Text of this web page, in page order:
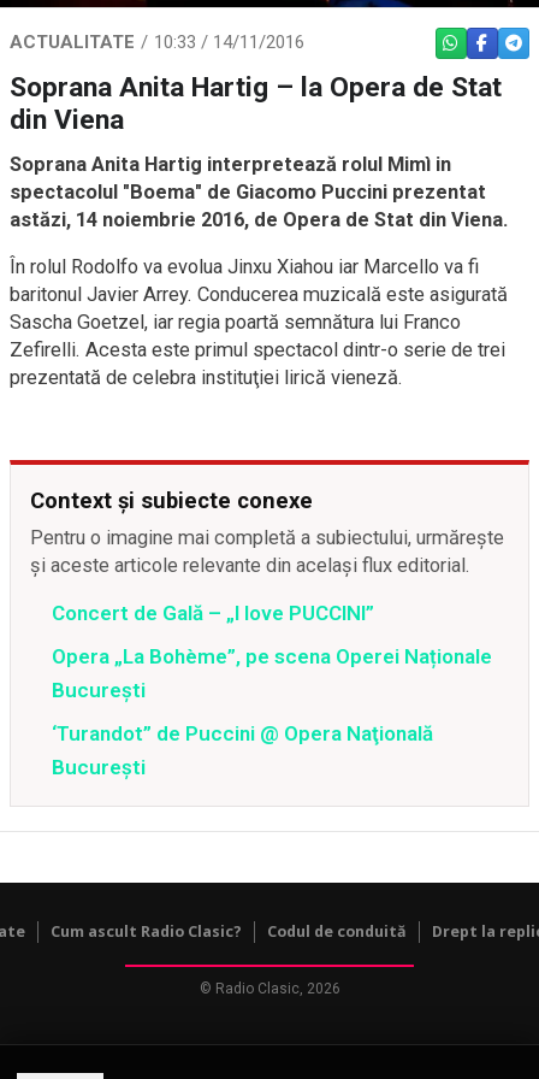
ACTUALITATE 10:33 / 14/11/2016 WHATSAPP
Soprana Anita Hartig – la Opera de Stat
din Viena
Soprana Anita Hartig interpretează rolul Mimì in
spectacolul "Boema" de Giacomo Puccini prezentat
astăzi, 14 noiembrie 2016, de Opera de Stat din Viena.
În rolul Rodolfo va evolua Jinxu Xiahou iar Marcello va fi
baritonul Javier Arrey. Conducerea muzicală este asigurată
Sascha Goetzel, iar regia poartă semnătura lui Franco
Zefirelli. Acesta este primul spectacol dintr-o serie de trei
prezentată de celebra instituţiei lirică vieneză.
Context și subiecte conexe
Pentru o imagine mai completă a subiectului, urmărește
și aceste articole relevante din același flux editorial.
Concert de Gală – „I love PUCCINI”
Opera „La Bohème”, pe scena Operei Naționale
București
‘Turandot” de Puccini @ Opera Naţională
Bucureşti
Cum ascult Radio Clasic? Codul de conduită Drept la
© Radio Clasic, 2026